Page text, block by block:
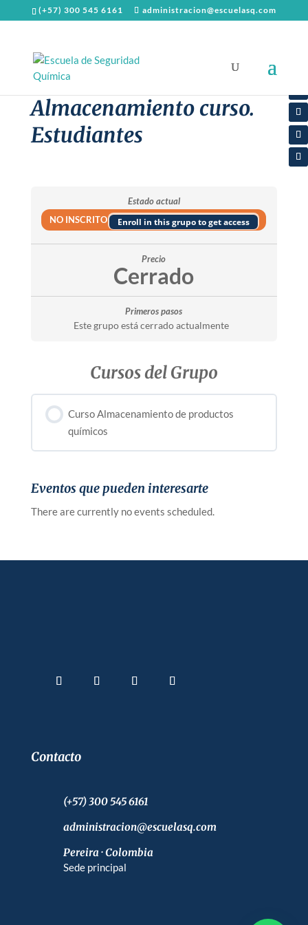
(+57) 300 545 6161 administracion@escuelasq.com
Almacenamiento curso.
Estudiantes
Estado actual
NO INSCRITO
Enroll in this grupo to get access
Precio
Cerrado
Primeros pasos
Este grupo está cerrado actualmente
Cursos del Grupo
Curso Almacenamiento de productos
químicos
0% COMPLETADO 0/0 pasos
Eventos que pueden interesarte
There are currently no events scheduled.
Contacto
(+57) 300 545 6161
administracion@escuelasq.com
Pereira · Colombia
Sede principal